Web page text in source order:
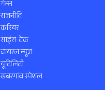
गेम्स
राजनीति
करियर
साइंस-टेक
वायरल न्यूज़
यूटिलिटी
खबरगांव स्पेशल